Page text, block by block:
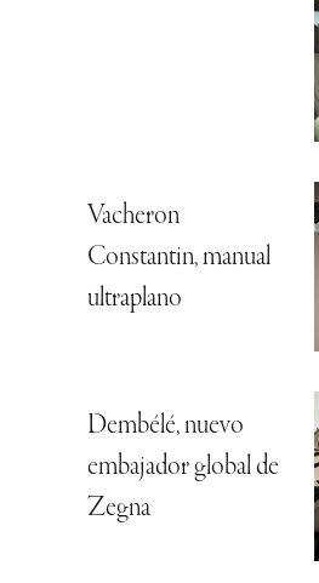
Vacheron
Constantin, manual
ultraplano
Dembélé, nuevo
embajador global de
Zegna